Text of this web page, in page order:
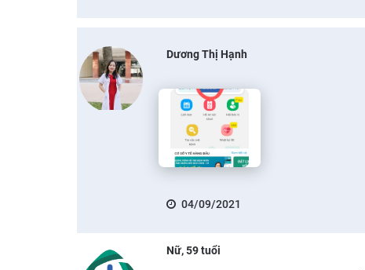
Dương Thị Hạnh
04/09/2021
Nữ, 59 tuổi